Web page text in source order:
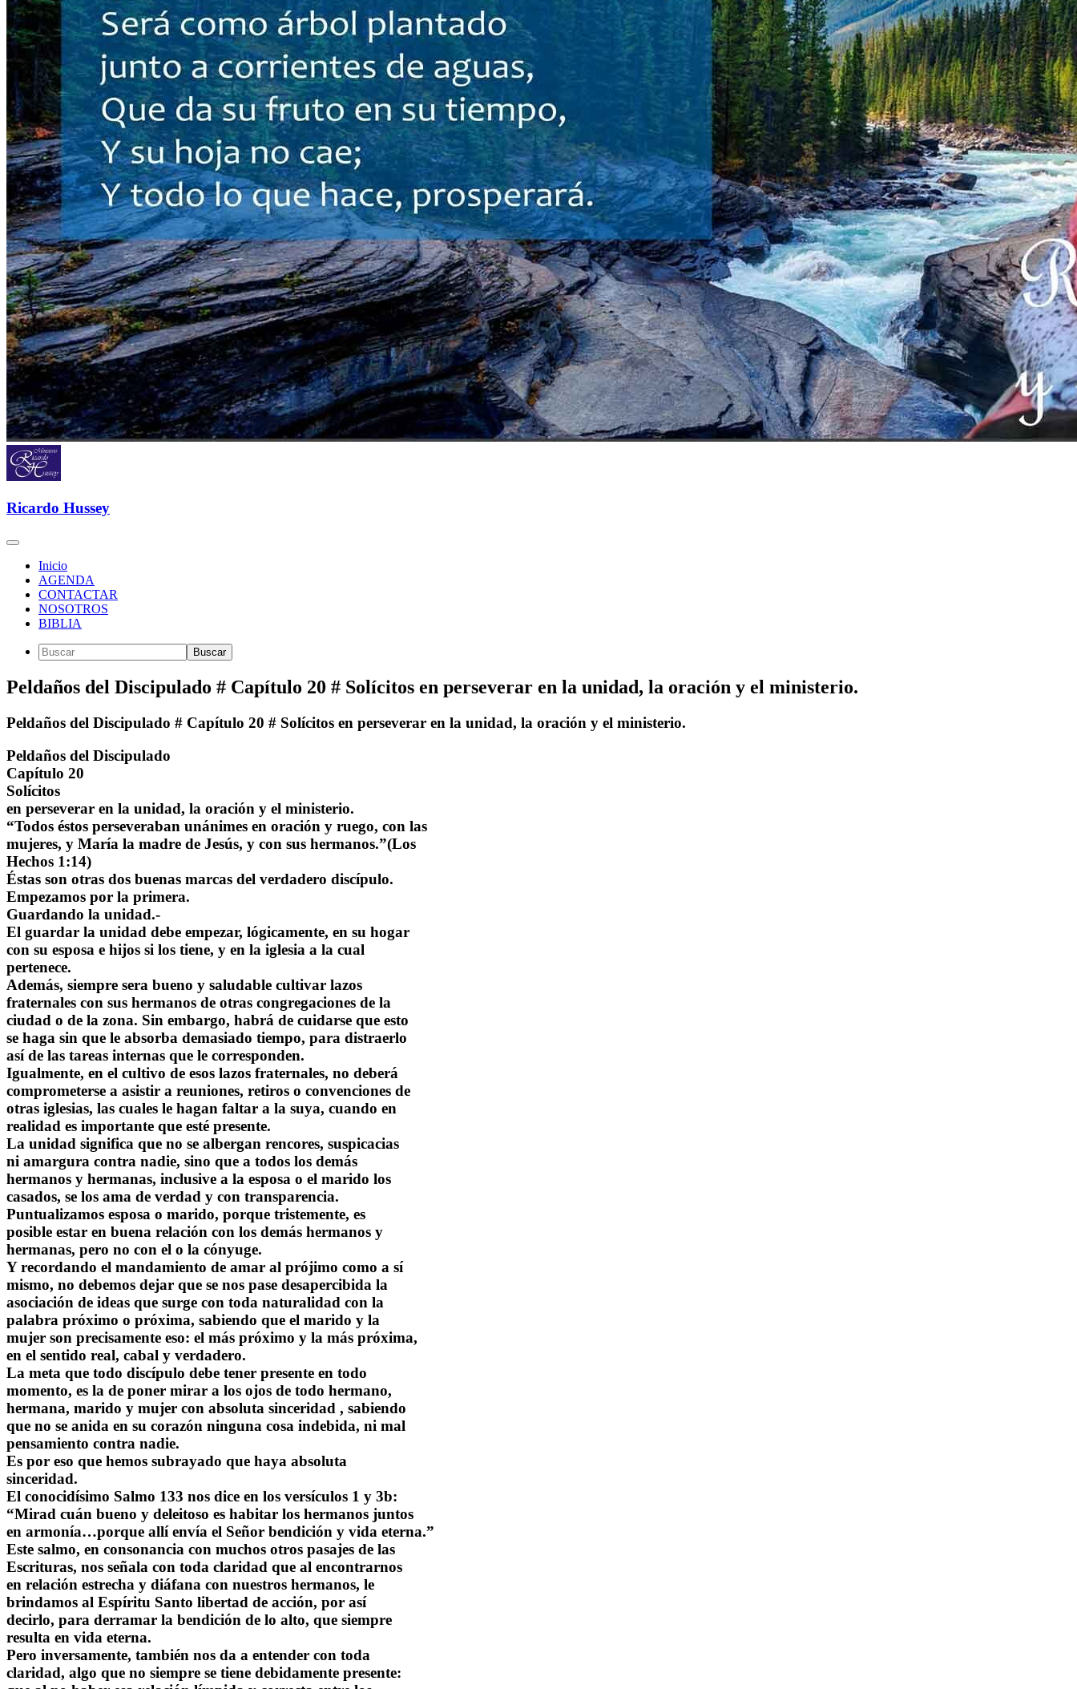
Ricardo Hussey
Inicio
AGENDA
CONTACTAR
NOSOTROS
BIBLIA
Peldaños del Discipulado # Capítulo 20 # Solícitos en perseverar en la unidad, la oración y el ministerio.
Peldaños del Discipulado # Capítulo 20 # Solícitos en perseverar en la unidad, la oración y el ministerio.
Peldaños del Discipulado
Capítulo 20
Solícitos
en perseverar en la unidad, la oración y el ministerio.
“Todos éstos perseveraban unánimes en oración y ruego, con las
mujeres, y María la madre de Jesús, y con sus hermanos.”(Los
Hechos 1:14)
Éstas son otras dos buenas marcas del verdadero discípulo.
Empezamos por la primera.
Guardando la unidad.-
El guardar la unidad debe empezar, lógicamente, en su hogar
con su esposa e hijos si los tiene, y en la iglesia a la cual
pertenece.
Además, siempre sera bueno y saludable cultivar lazos
fraternales con sus hermanos de otras congregaciones de la
ciudad o de la zona. Sin embargo, habrá de cuidarse que esto
se haga sin que le absorba demasiado tiempo, para distraerlo
así de las tareas internas que le corresponden.
Igualmente, en el cultivo de esos lazos fraternales, no deberá
comprometerse a asistir a reuniones, retiros o convenciones de
otras iglesias, las cuales le hagan faltar a la suya, cuando en
realidad es importante que esté presente.
La unidad significa que no se albergan rencores, suspicacias
ni amargura contra nadie, sino que a todos los demás
hermanos y hermanas, inclusive a la esposa o el marido los
casados, se los ama de verdad y con transparencia.
Puntualizamos esposa o marido, porque tristemente, es
posible estar en buena relación con los demás hermanos y
hermanas, pero no con el o la cónyuge.
Y recordando el mandamiento de amar al prójimo como a sí
mismo, no debemos dejar que se nos pase desapercibida la
asociación de ideas que surge con toda naturalidad con la
palabra próximo o próxima, sabiendo que el marido y la
mujer son precisamente eso: el más próximo y la más próxima,
en el sentido real, cabal y verdadero.
La meta que todo discípulo debe tener presente en todo
momento, es la de poner mirar a los ojos de todo hermano,
hermana, marido y mujer con absoluta sinceridad , sabiendo
que no se anida en su corazón ninguna cosa indebida, ni mal
pensamiento contra nadie.
Es por eso que hemos subrayado que haya absoluta
sinceridad.
El conocidísimo Salmo 133 nos dice en los versículos 1 y 3b:
“Mirad cuán bueno y deleitoso es habitar los hermanos juntos
en armonía…porque allí envía el Señor bendición y vida eterna.”
Este salmo, en consonancia con muchos otros pasajes de las
Escrituras, nos señala con toda claridad que al encontrarnos
en relación estrecha y diáfana con nuestros hermanos, le
brindamos al Espíritu Santo libertad de acción, por así
decirlo, para derramar la bendición de lo alto, que siempre
resulta en vida eterna.
Pero inversamente, también nos da a entender con toda
claridad, algo que no siempre se tiene debidamente presente: